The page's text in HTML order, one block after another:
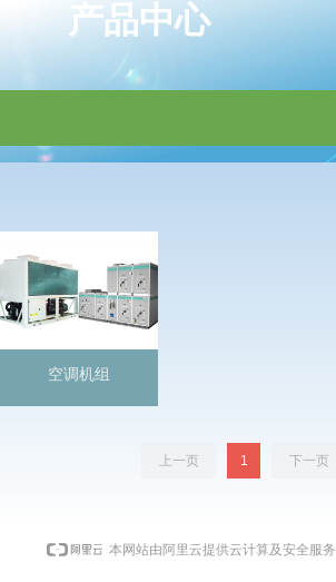
空调机组
上一页 1 下一页
产品中心
本网站由阿里云提供云计算及安全服务